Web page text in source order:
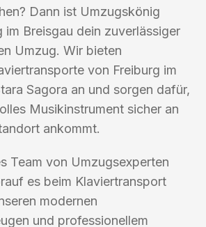
Dann ist Umzugskönig
im Breisgau dein zuverlässiger
Umzug. Wir bieten
von Freiburg im
Sagora an und sorgen dafür,
Musikinstrument sicher an
ankommt.
Team von Umzugsexperten
es beim Klaviertransport
modernen
und professionellem